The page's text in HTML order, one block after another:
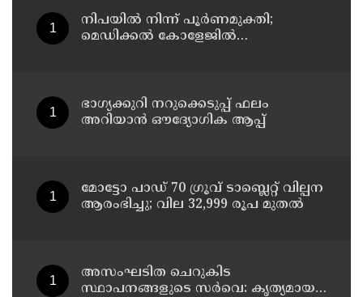
നിപയിൽ നിന്ന് പൂർണമുക്തി;
മെഡിക്കൽ കോളേജിൽ
ഭാഗ്യക്കുറി നറുക്കെടുപ്പ് ഫലം
അറിയാൻ ഔദ്യോഗിക ആപ്പ്
മോട്ടോ പാഡ് 70 ഗ്രൂവ് ടാബ്ലെറ്റ് വില്പന
ആരംഭിച്ചു; വില 32,999 രൂപ മുതൽ
അസംഘടിത ചെറുകിട
സ്ഥാപനങ്ങളുടെ സർവെ: കൃത്യമായ